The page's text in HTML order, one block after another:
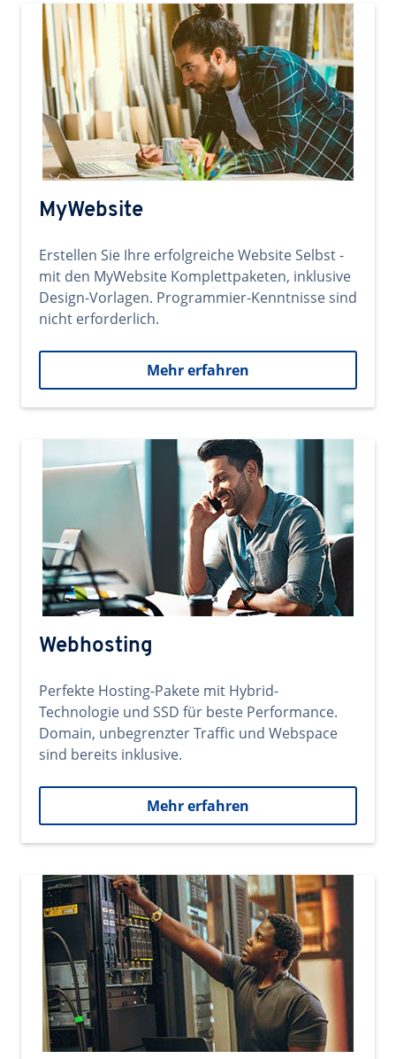
MyWebsite
Erstellen Sie Ihre erfolgreiche Website Selbst -
mit den MyWebsite Komplettpaketen, inklusive
Design-Vorlagen. Programmier-Kenntnisse sind
nicht erforderlich.
Mehr erfahren
Webhosting
Perfekte Hosting-Pakete mit Hybrid-
Technologie und SSD für beste Performance.
Domain, unbegrenzter Traffic und Webspace
sind bereits inklusive.
Mehr erfahren